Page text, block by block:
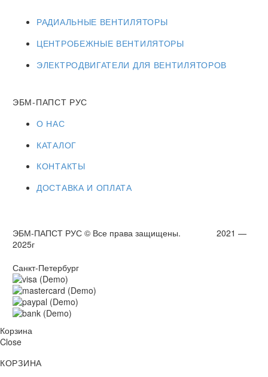
РАДИАЛЬНЫЕ ВЕНТИЛЯТОРЫ
ЦЕНТРОБЕЖНЫЕ ВЕНТИЛЯТОРЫ
ЭЛЕКТРОДВИГАТЕЛИ ДЛЯ ВЕНТИЛЯТОРОВ
ЭБМ-ПАПСТ РУС
О НАС
КАТАЛОГ
КОНТАКТЫ
ДОСТАВКА И ОПЛАТА
ЭБМ-ПАПСТ РУС © Все права защищены. 2021 —
2025г
Санкт-Петербург
Корзина
Close
КОРЗИНА